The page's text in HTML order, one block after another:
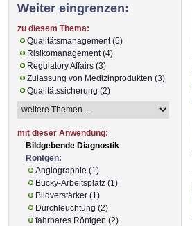
Weiter eingrenzen:
zu diesem Thema:
Qualitätsmanagement (5)
Risikomanagement (4)
Regulatory Affairs (3)
Zulassung von Medizinprodukten (3)
Qualitätssicherung (2)
mit dieser Anwendung:
Bildgebende Diagnostik
Röntgen:
Angiographie (1)
Bucky-Arbeitsplatz (1)
Bildverstärker (1)
Durchleuchtung (2)
fahrbares Röntgen (2)